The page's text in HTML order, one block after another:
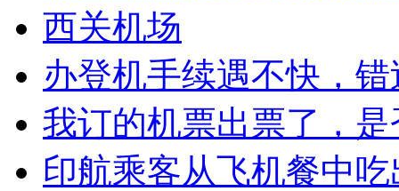
西关机场
办登机手续遇不快，
我订的机票出票了，
印航乘客从飞机餐中